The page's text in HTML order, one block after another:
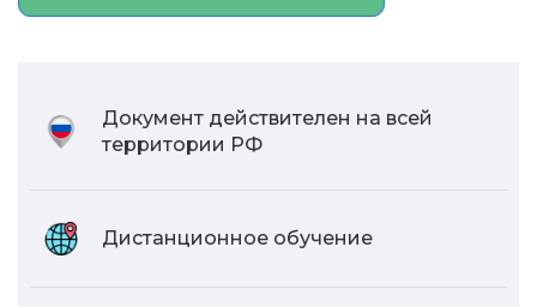
Документ действителен на всей
территории РФ
Дистанционное обучение